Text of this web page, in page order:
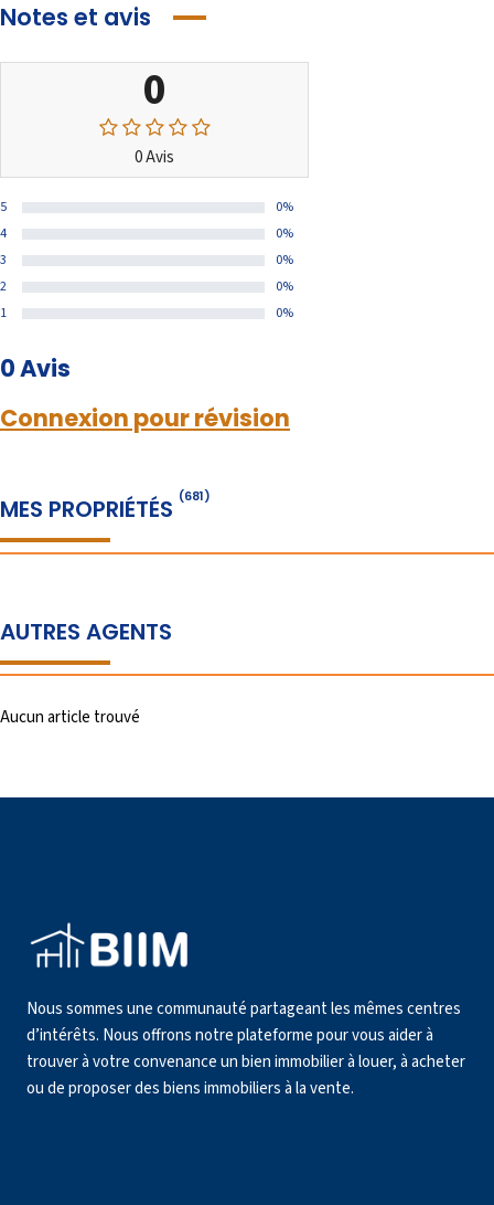
Notes et avis
0
0 Avis
5
0%
4
0%
3
0%
2
0%
1
0%
0 Avis
Connexion pour révision
MES PROPRIÉTÉS (681)
AUTRES AGENTS
Aucun article trouvé
Nous sommes une communauté partageant les mêmes centres
d’intérêts. Nous offrons notre plateforme pour vous aider à
trouver à votre convenance un bien immobilier à louer, à acheter
ou de proposer des biens immobiliers à la vente.